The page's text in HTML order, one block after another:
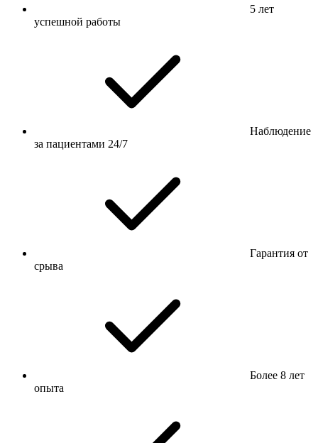
5 лет
успешной работы
Наблюдение
за пациентами 24/7
Гарантия от
срыва
Более 8 лет
опыта